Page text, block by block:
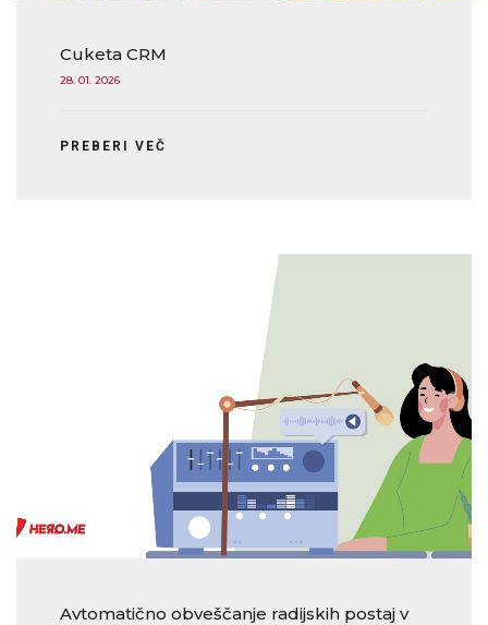
Cuketa CRM
28. 01. 2026
PREBERI VEČ
Avtomatično obveščanje radijskih postaj v